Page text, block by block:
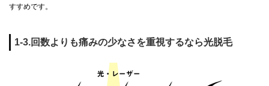
すすめです。
1-3.回数よりも痛みの少なさを重視するなら光脱毛